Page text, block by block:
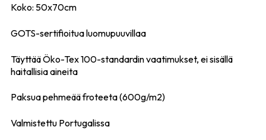
Koko: 50x70cm
GOTS-sertifioitua luomupuuvillaa
Täyttää Öko-Tex 100-standardin vaatimukset, ei sisällä
haitallisia aineita
Paksua pehmeää froteeta (600g/m2)
Valmistettu Portugalissa